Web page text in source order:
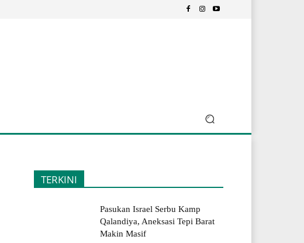
TERKINI
Pasukan Israel Serbu Kamp
Qalandiya, Aneksasi Tepi Barat
Makin Masif